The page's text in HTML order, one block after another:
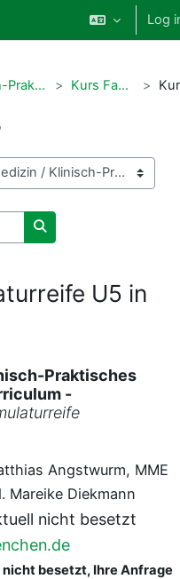
Log
Klinisch-Praktisches Curriculum - MeCuM Skills Kurs Famulaturreife U5 in Modul 1
Search courses
U5 in
Praktisches
-
Angstwurm, MME
Mareike Diekmann
nicht besetzt
nicht besetzt, Ihre Anfrage